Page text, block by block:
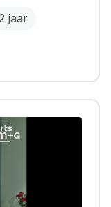
jaar